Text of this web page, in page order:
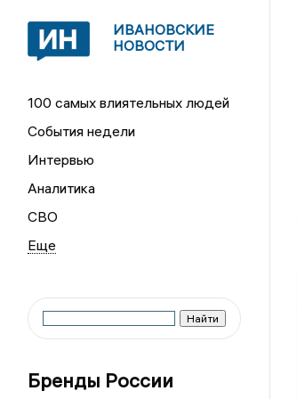
ИВАНОВСКИЕ
НОВОСТИ
100 самых влиятельных людей
События недели
Интервью
Аналитика
СВО
Бренды России